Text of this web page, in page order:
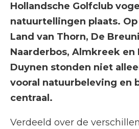
Hollandsche Golfclub
natuurtellingen plaats.
Land van Thorn, De
Naarderbos, Almkreek en
Duynen stonden niet
vooral natuurbeleving en
centraal.
Verdeeld over de